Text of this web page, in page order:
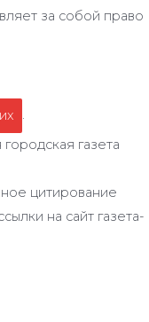
за собой право
.
газета
цитирование
на сайт газета-